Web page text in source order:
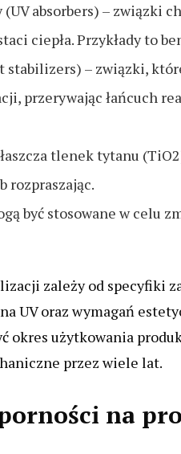
absorbers) – związki
ciepła. Przykłady to
– związki,
przerywając łańcuch
tlenek tytanu
rozpraszając.
być stosowane w celu
zależy od specyfiki
UV oraz wymagań
okres użytkowania
przez wiele lat.
na